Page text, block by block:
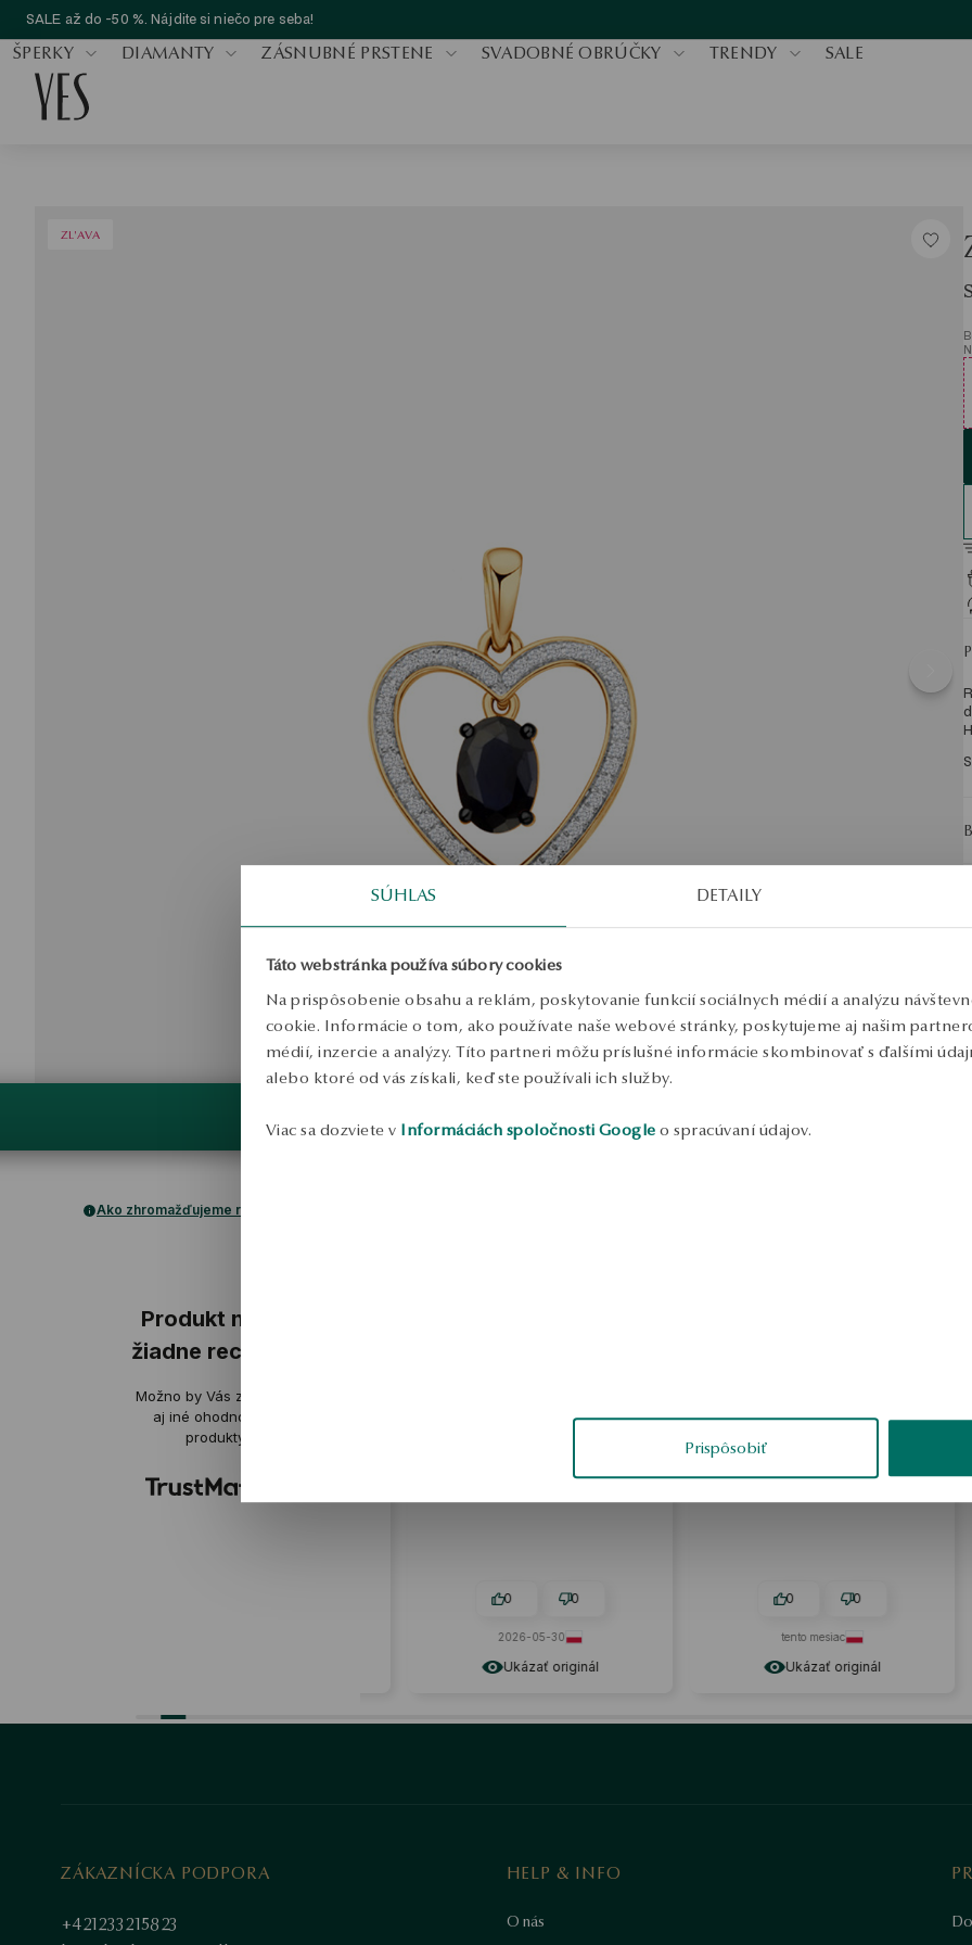
SÚHLAS DETAILY
Táto webstránka používa súbory cookies
Na prispôsobenie obsahu a reklám, poskytovanie funkcií sociálnych médií a analýzu
cookie. Informácie o tom, ako používate naše webové stránky, poskytujeme aj našim
médií, inzercie a analýzy. Títo partneri môžu príslušné informácie skombinovať s ďalšími
alebo ktoré od vás získali, keď ste používali ich služby.
Viac sa dozviete v Informáciách spoločnosti Google o spracúvaní údajov.
Prispôsobiť
SALE až do -50 %. Nájdite si niečo pre seba!
ŠPERKY DIAMANTY ZÁSNUBNÉ PRSTENE SVADOBNÉ OBRÚČKY TRENDY SALE
ZL'AVA
Ako zhromažďujeme recenzie?
Produkt nemá
žiadne recenzie
Možno by Vás zaujímali
aj iné ohodnotené
produkty
Katarzyna
overené
Vyzerá to veľmi pekne, odporúčam
Ukázať originál
2026-05-30
Ukázať originál
Tieto náušnice sú absolútne
tento mesiac
ZÁKAZNÍCKA PODPORA
+421233215823
HELP & INFO
O nás